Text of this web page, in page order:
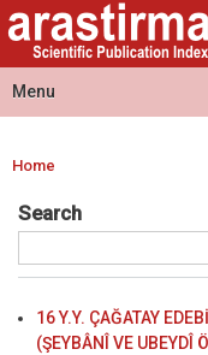
Arastirmax
- Scientific
Publication
Index
Arastirmax
Scientific
Publication
Index
Menu
Main menu
You are here
Home
Search
16 Y.Y. ÇAĞATAY
(ŞEYBÂNÎ VE UBEYDÎ